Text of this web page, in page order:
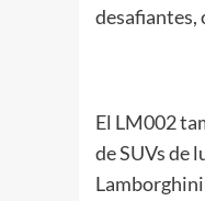
desafiantes,
El LM002
de SUVs de
Lamborghini